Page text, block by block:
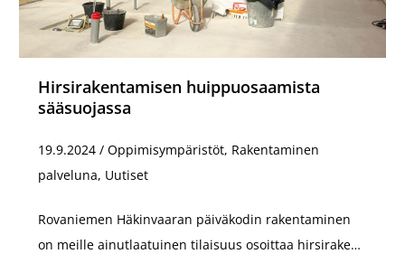
Hirsirakentamisen huippuosaamista
sääsuojassa
19.9.2024 / Oppimisympäristöt, Rakentaminen
palveluna, Uutiset
Rovaniemen Häkinvaaran päiväkodin rakentaminen
on meille ainutlaatuinen tilaisuus osoittaa hirsirake…